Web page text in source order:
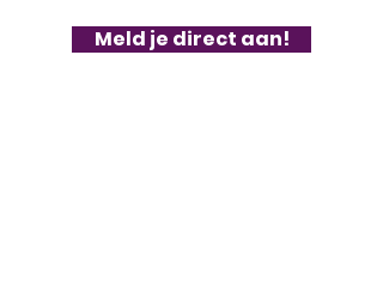
Meld je direct aan!